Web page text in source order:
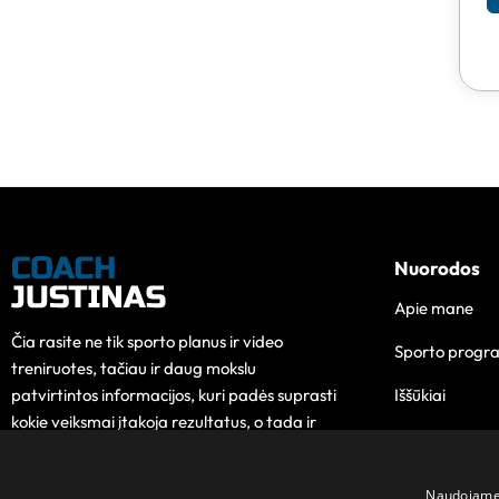
Čia rasite ne tik sporto planus ir video
treniruotes, tačiau ir daug mokslu
patvirtintos informacijos, kuri padės suprasti
kokie veiksmai įtakoja rezultatus, o tada ir
Nuorodos
Apie mane
Sporto
Iššūkiai